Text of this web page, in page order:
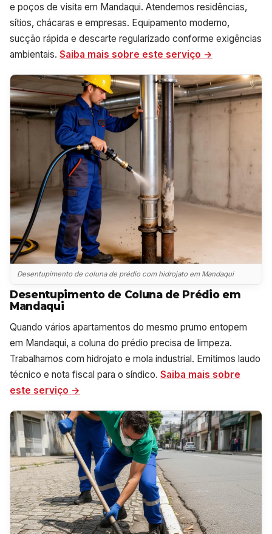
e poços de visita em Mandaqui. Atendemos residências,
sítios, chácaras e empresas. Equipamento moderno,
sucção rápida e descarte regularizado conforme exigências
ambientais. Saiba mais sobre este serviço →
Desentupimento de coluna de prédio com hidrojato em Mandaqui
Desentupimento de Coluna de Prédio em
Mandaqui
Quando vários apartamentos do mesmo prumo entopem
em Mandaqui, a coluna do prédio precisa de limpeza.
Trabalhamos com hidrojato e mola industrial. Emitimos laudo
técnico e nota fiscal para o síndico. Saiba mais sobre
este serviço →